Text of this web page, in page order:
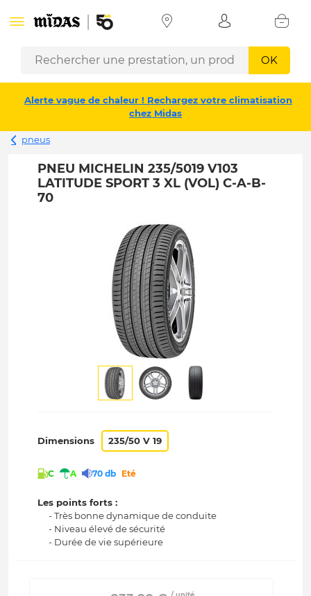
OK
Alerte vague de chaleur ! Rechargez votre climatisation
chez Midas
pneus
PNEU MICHELIN 235/5019 V103
LATITUDE SPORT 3 XL (VOL) C-A-B-
70
Dimensions 235/50 V 19
C A 70 db Eté
Les points forts :
- Très bonne dynamique de conduite
- Niveau élevé de sécurité
- Durée de vie supérieure